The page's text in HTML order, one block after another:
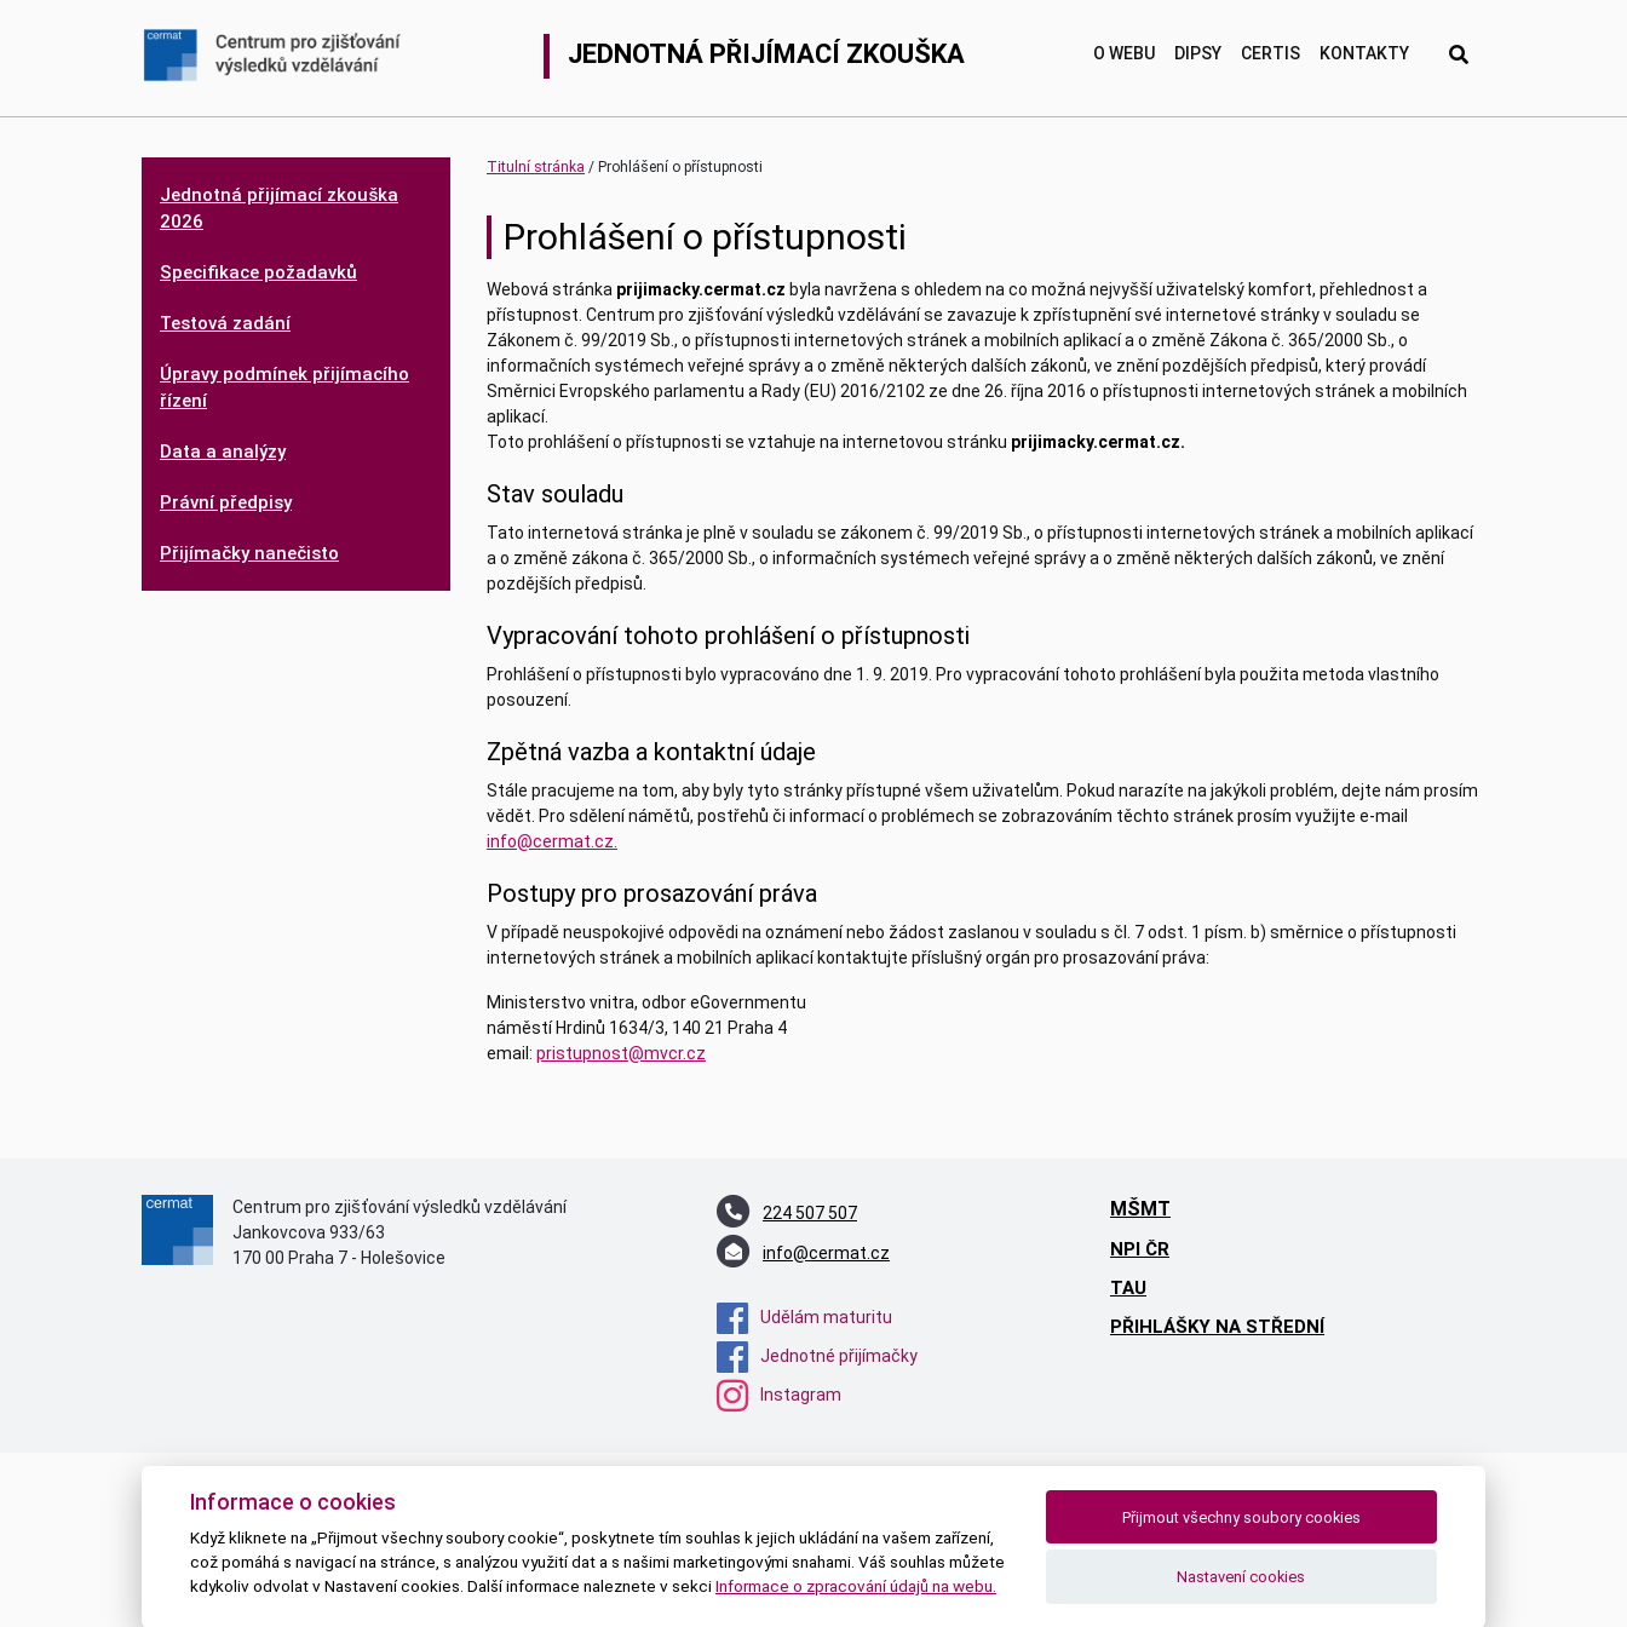
JEDNOTNÁ PŘIJÍMACÍ ZKOUŠKA O WEBU DIPSY CERTIS KONTAKTY
Jednotná přijímací zkouška
2026
Specifikace požadavků
Testová zadání
Úpravy podmínek přijímacího
řízení
Data a analýzy
Právní předpisy
Přijímačky nanečisto
Titulní stránka Prohlášení o přístupnosti
Prohlášení o přístupnosti
Webová stránka prijimacky.cermat.cz byla navržena s ohledem na co možná nejvyšší uživatelský komfort, přehlednost a
přístupnost. Centrum pro zjišťování výsledků vzdělávání se zavazuje k zpřístupnění své internetové stránky v souladu se
Zákonem č. 99/2019 Sb., o přístupnosti internetových stránek a mobilních aplikací a o změně Zákona č. 365/2000 Sb., o
informačních systémech veřejné správy a o změně některých dalších zákonů, ve znění pozdějších předpisů, který provádí
Směrnici Evropského parlamentu a Rady (EU) 2016/2102 ze dne 26. října 2016 o přístupnosti internetových stránek a mobilních
aplikací.
Toto prohlášení o přístupnosti se vztahuje na internetovou stránku prijimacky.cermat.cz.
Stav souladu
Tato internetová stránka je plně v souladu se zákonem č. 99/2019 Sb., o přístupnosti internetových stránek a mobilních aplikací
a o změně zákona č. 365/2000 Sb., o informačních systémech veřejné správy a o změně některých dalších zákonů, ve znění
pozdějších předpisů.
Vypracování tohoto prohlášení o přístupnosti
Prohlášení o přístupnosti bylo vypracováno dne 1. 9. 2019. Pro vypracování tohoto prohlášení byla použita metoda vlastního
posouzení.
Zpětná vazba a kontaktní údaje
Stále pracujeme na tom, aby byly tyto stránky přístupné všem uživatelům. Pokud narazíte na jakýkoli problém, dejte nám prosím
vědět. Pro sdělení námětů, postřehů či informací o problémech se zobrazováním těchto stránek prosím využijte e-mail
info@cermat.cz
Postupy pro prosazování práva
V případě neuspokojivé odpovědi na oznámení nebo žádost zaslanou v souladu s čl. 7 odst. 1 písm. b) směrnice o přístupnosti
internetových stránek a mobilních aplikací kontaktujte příslušný orgán pro prosazování práva:
Ministerstvo vnitra, odbor eGovernmentu
náměstí Hrdinů 1634/3, 140 21 Praha 4
email: pristupnost@mvcr.cz
Centrum pro zjišťování výsledků vzdělávání
Jankovcova 933/63
170 00 Praha 7 - Holešovice
224 507 507
info@cermat.cz
Udělám maturitu
Jednotné přijímačky
Instagram
MŠMT
NPI ČR
TAU
PŘIHLÁŠKY NA STŘEDNÍ
Informace o cookies
Když kliknete na „Přijmout všechny soubory cookie“, poskytnete tím souhlas k jejich ukládání na vašem zařízení,
což pomáhá s navigací na stránce, s analýzou využití dat a s našimi marketingovými snahami. Váš souhlas můžete
kdykoliv odvolat v Nastavení cookies. Další informace naleznete v sekciInformace o zpracování údajů na webu.
Přijmout všechny soubory cookies
Nastavení cookies